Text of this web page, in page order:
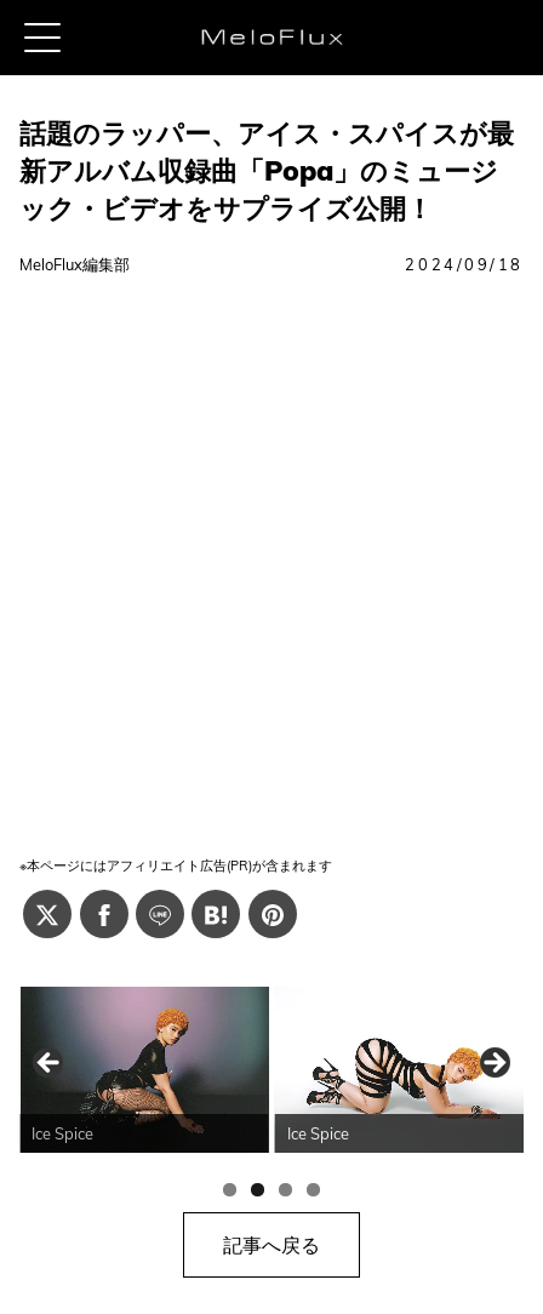
話題のラッパー、アイス・スパイスが最
新アルバム収録曲「Popa」のミュージ
ック・ビデオをサプライズ公開！
MeloFlux編集部 2024/09/18
※本ページにはアフィリエイト広告(PR)が含まれます
Ice Spice Ice Spice
記事へ戻る